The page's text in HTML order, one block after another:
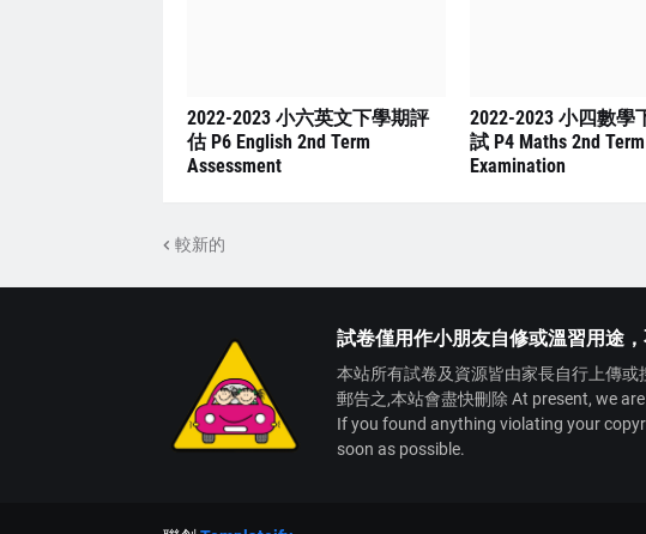
2022-2023 小六英文下學期評
估 P6 English 2nd Term
Assessment
2022-2023 小四數學
試 P4 Maths 2nd Term
Examination
較新的
試卷僅用作小朋友自修或溫習用途
本站所有試卷及資源皆由家長自行上傳
郵告之,本站會盡快刪除 At present, we
If you found anything violating your
soon as possible.